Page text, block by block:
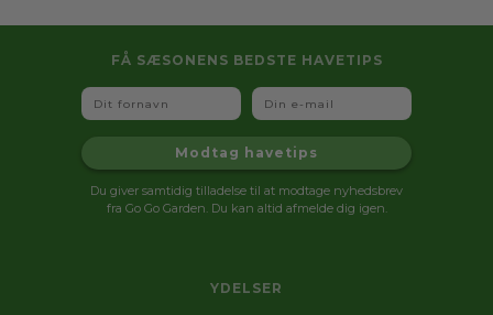
YDELSER
FÅ SÆSONENS BEDSTE HAVETIPS
Fornavn Email
Modtag havetips
Du giver samtidig tilladelse til at modtage nyhedsbrev
fra Go Go Garden. Du kan altid afmelde dig igen.